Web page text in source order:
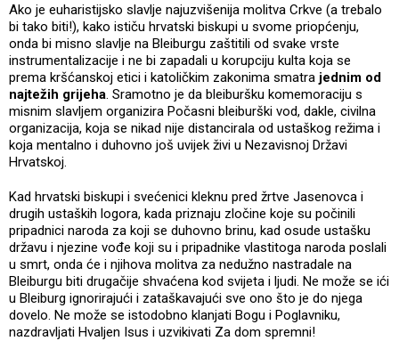
Ako je euharistijsko slavlje najuzvišenija molitva Crkve (a trebalo
bi tako biti!), kako ističu hrvatski biskupi u svome priopćenju,
onda bi misno slavlje na Bleiburgu zaštitili od svake vrste
instrumentalizacije i ne bi zapadali u korupciju kulta koja se
prema kršćanskoj etici i katoličkim zakonima smatra jednim od
najtežih grijeha. Sramotno je da bleiburšku komemoraciju s
misnim slavljem organizira Počasni bleiburški vod, dakle, civilna
organizacija, koja se nikad nije distancirala od ustaškog režima i
koja mentalno i duhovno još uvijek živi u Nezavisnoj Državi
Hrvatskoj.
Kad hrvatski biskupi i svećenici kleknu pred žrtve Jasenovca i
drugih ustaških logora, kada priznaju zločine koje su počinili
pripadnici naroda za koji se duhovno brinu, kad osude ustašku
državu i njezine vođe koji su i pripadnike vlastitoga naroda poslali
u smrt, onda će i njihova molitva za nedužno nastradale na
Bleiburgu biti drugačije shvaćena kod svijeta i ljudi. Ne može se ići
u Bleiburg ignorirajući i zataškavajući sve ono što je do njega
dovelo. Ne može se istodobno klanjati Bogu i Poglavniku,
nazdravljati Hvaljen Isus i uzvikivati Za dom spremni!